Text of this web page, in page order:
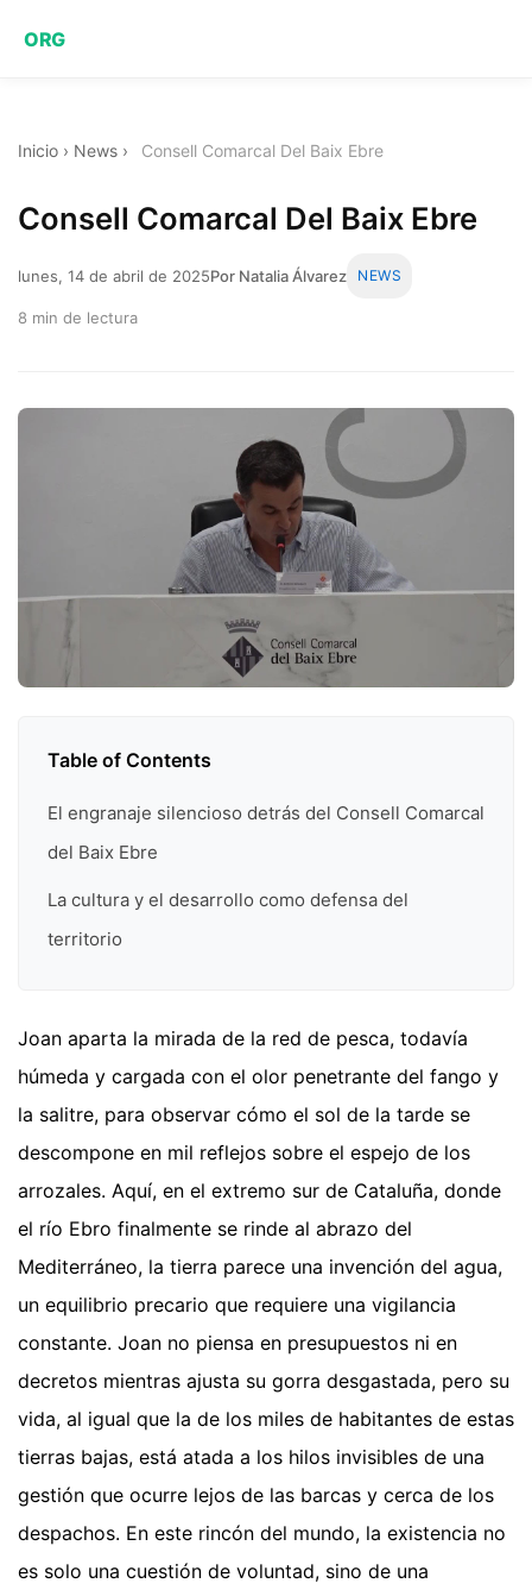
ORG
Inicio › News › Consell Comarcal Del Baix Ebre
Consell Comarcal Del Baix Ebre
lunes, 14 de abril de 2025Por Natalia Álvarez NEWS
8 min de lectura
Table of Contents
El engranaje silencioso detrás del Consell Comarcal
del Baix Ebre
La cultura y el desarrollo como defensa del
territorio
Joan aparta la mirada de la red de pesca, todavía
húmeda y cargada con el olor penetrante del fango y
la salitre, para observar cómo el sol de la tarde se
descompone en mil reflejos sobre el espejo de los
arrozales. Aquí, en el extremo sur de Cataluña, donde
el río Ebro finalmente se rinde al abrazo del
Mediterráneo, la tierra parece una invención del agua,
un equilibrio precario que requiere una vigilancia
constante. Joan no piensa en presupuestos ni en
decretos mientras ajusta su gorra desgastada, pero su
vida, al igual que la de los miles de habitantes de estas
tierras bajas, está atada a los hilos invisibles de una
gestión que ocurre lejos de las barcas y cerca de los
despachos. En este rincón del mundo, la existencia no
es solo una cuestión de voluntad, sino de una